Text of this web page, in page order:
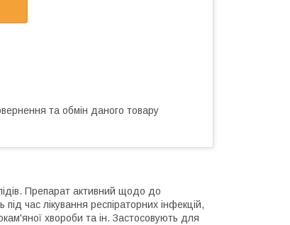
та обмін даного товару
. Препарат активний щодо до
під час лікування респіраторних інфекцій,
хвороби та ін. Застосовують для